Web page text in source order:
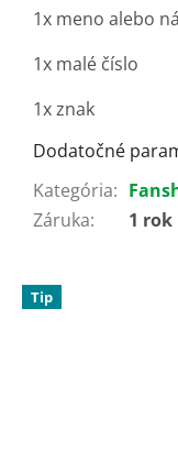
1x meno alebo
1x malé číslo
1x znak
Dodatočné
Kategória:
Záruka: 1 rok
Tip